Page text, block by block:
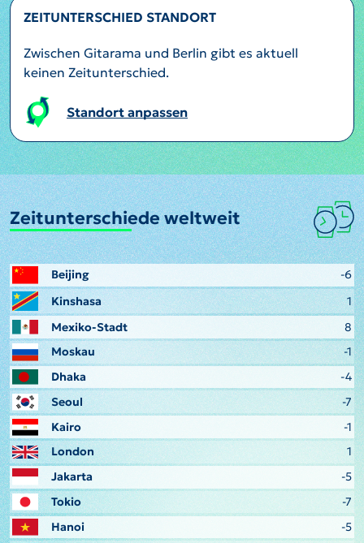
ZEITUNTERSCHIED STANDORT
Zwischen Gitarama und Berlin gibt es aktuell
keinen Zeitunterschied.
Standort anpassen
Zeitunterschiede weltweit
Beijing
-6
Kinshasa
1
Mexiko-Stadt
8
Moskau
-1
Dhaka
-4
Seoul
-7
Kairo
-1
London
1
Jakarta
-5
Tokio
-7
Hanoi
-5